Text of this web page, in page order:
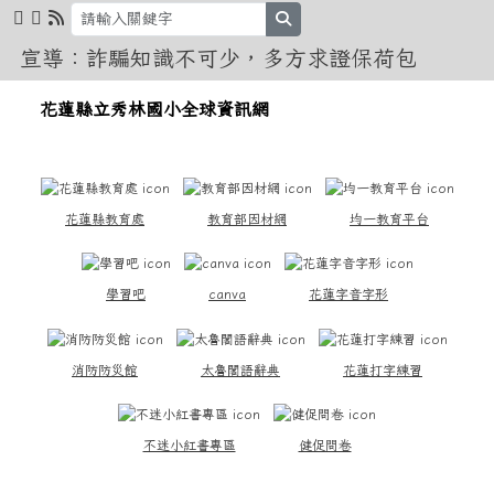
跳至主內容區
花蓮縣立秀林國小全球資訊網
宣導：詐騙知識不可少，多方求證保荷包
導覽列花蓮縣立秀林國小全球資訊網
花蓮縣教育處 教育部因材網 均一教育平台
學習吧 canva 花蓮字音字形
消防防災館 太魯閣語辭典 花蓮打字練習
不迷小紅書專區 健促問卷